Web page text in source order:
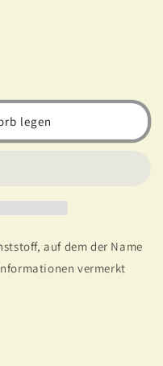
legen
auf dem der Name
vermerkt